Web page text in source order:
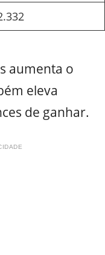
aumenta o
eleva
de ganhar.